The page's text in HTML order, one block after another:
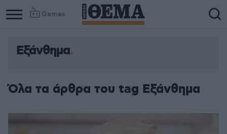
Games
Εξάνθημα
Όλα τα άρθρα του tag Εξάνθημα